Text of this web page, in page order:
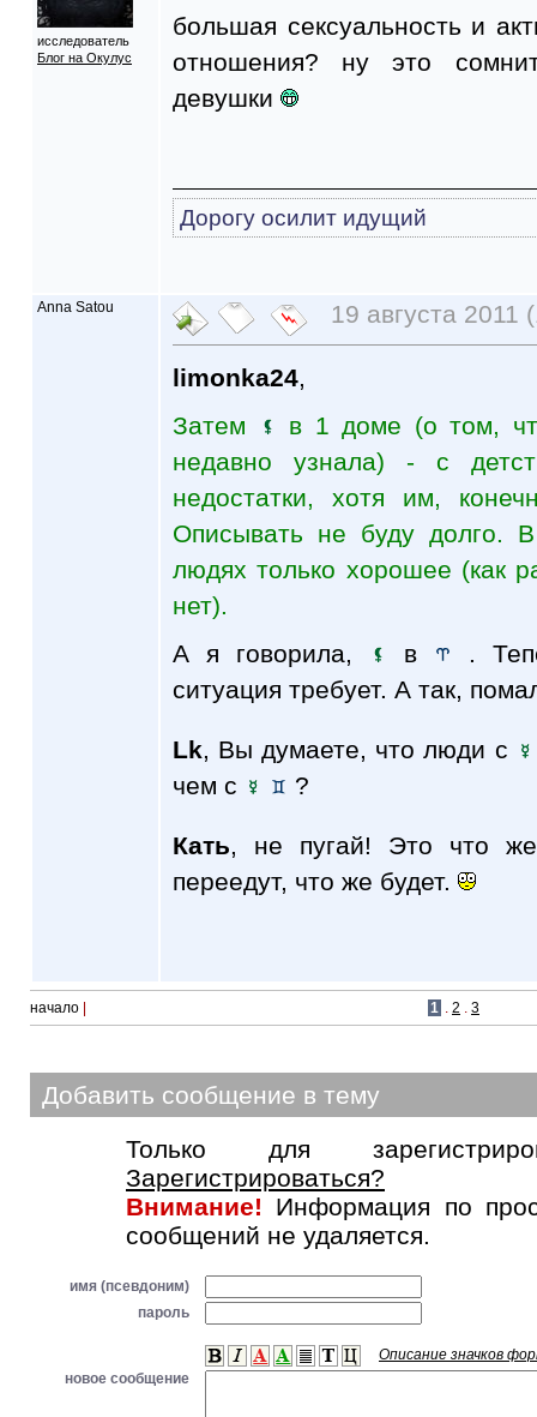
исследователь
Блог на Окулус
большая сексуальность и
отношения? ну это
девушки
Дорогу осилит идущий
Anna Satou 19 августа 2011
limonka24,
Затем
в 1 доме (о том,
недавно узнала) - с
недостатки, хотя им,
Описывать не буду долго.
людях только хорошее (как
нет).
А я говорила,
в
.
ситуация требует. А так,
Lk, Вы думаете, что люди с
чем с
?
Кать, не пугай! Это что
переедут, что же будет.
начало 1 . 2 . 3
Добавить сообщение в тему
Только для
Зарегистрироваться?
Внимание! Информация по
сообщений не удаляется.
имя (псевдоним)
пароль
Описание значков
новое сообщение